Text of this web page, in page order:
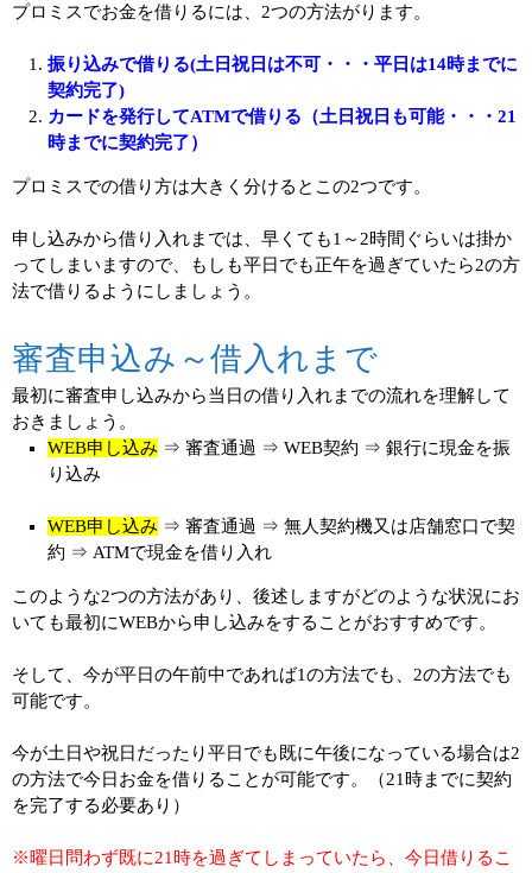
プロミスでお金を借りるには、2つの方法がります。
振り込みで借りる(土日祝日は不可・・・平日は14時までに
契約完了)
カードを発行してATMで借りる（土日祝日も可能・・・21
時までに契約完了）
プロミスでの借り方は大きく分けるとこの2つです。
申し込みから借り入れまでは、早くても1～2時間ぐらいは掛か
ってしまいますので、もしも平日でも正午を過ぎていたら2の方
法で借りるようにしましょう。
審査申込み～借入れまで
最初に審査申し込みから当日の借り入れまでの流れを理解して
おきましょう。
WEB申し込み ⇒ 審査通過 ⇒ WEB契約 ⇒ 銀行に現金を振
り込み
WEB申し込み ⇒ 審査通過 ⇒ 無人契約機又は店舗窓口で契
約 ⇒ ATMで現金を借り入れ
このような2つの方法があり、後述しますがどのような状況にお
いても最初にWEBから申し込みをすることがおすすめです。
そして、今が平日の午前中であれば1の方法でも、2の方法でも
可能です。
今が土日や祝日だったり平日でも既に午後になっている場合は2
の方法で今日お金を借りることが可能です。（21時までに契約
を完了する必要あり）
※曜日問わず既に21時を過ぎてしまっていたら、今日借りるこ